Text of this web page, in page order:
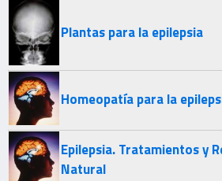
Plantas para la epilepsia
Homeopatía para la
Epilepsia. Tratamientos y
Natural